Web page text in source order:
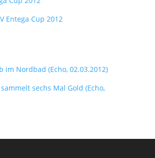
Entega Cup 2012
im Nordbad (Echo, 02.03.2012)
sechs Mal Gold (Echo,